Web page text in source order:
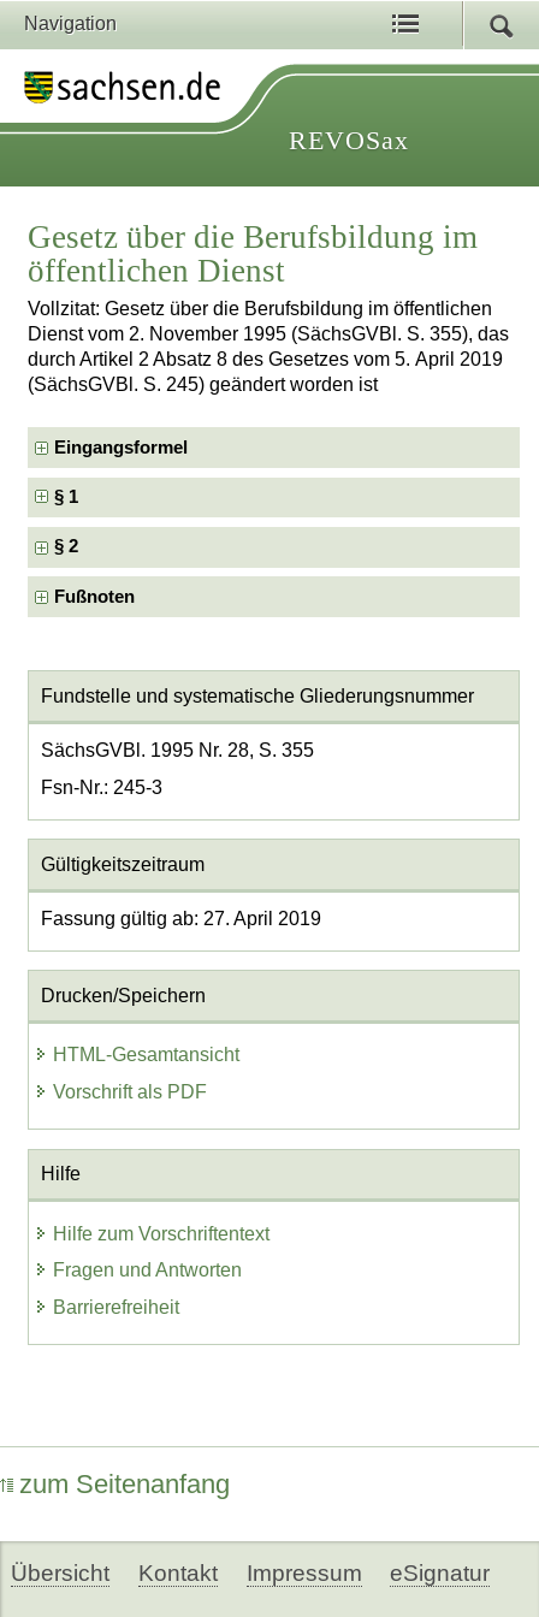
Navigation
REVOSax
Gesetz über die Berufsbildung im
öffentlichen Dienst
Vollzitat: Gesetz über die Berufsbildung im öffentlichen
Dienst vom 2. November 1995 (SächsGVBl. S. 355), das
durch Artikel 2 Absatz 8 des Gesetzes vom 5. April 2019
(SächsGVBl. S. 245) geändert worden ist
Eingangsformel
§ 1
§ 2
Fußnoten
Fundstelle und systematische Gliederungsnummer
SächsGVBl. 1995 Nr. 28, S. 355
Fsn-Nr.: 245-3
Gültigkeitszeitraum
Fassung gültig ab: 27. April 2019
Drucken/Speichern
HTML-Gesamtansicht
Vorschrift als PDF
Hilfe
Hilfe zum Vorschriftentext
Fragen und Antworten
Barrierefreiheit
zum Seitenanfang
Übersicht Kontakt Impressum eSignatur